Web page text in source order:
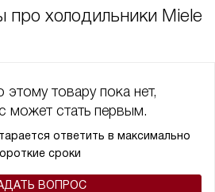
про холодильники Miele
товару пока нет,
может стать первым.
ответить в максимально
сроки
ВОПРОС